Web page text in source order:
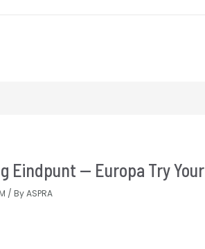
Eindpunt — Europa Try
/ ByASPRA